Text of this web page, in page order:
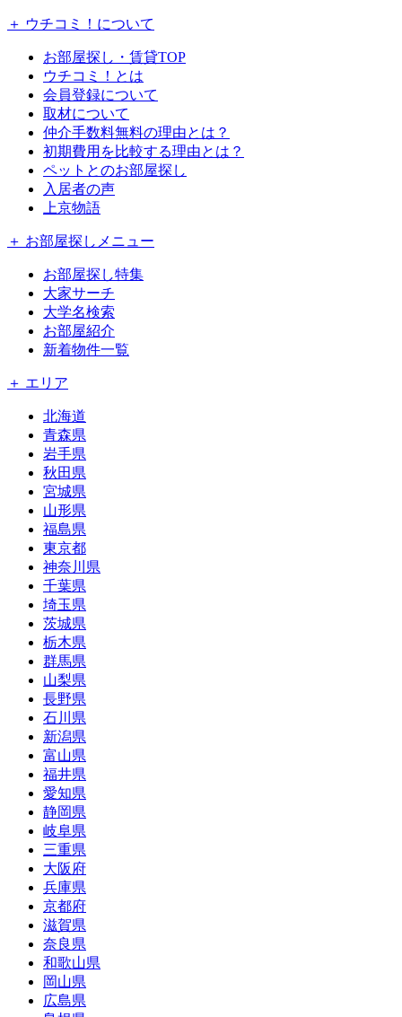
＋ ウチコミ！について
お部屋探し・賃貸TOP
ウチコミ！とは
会員登録について
取材について
仲介手数料無料の理由とは？
初期費用を比較する理由とは？
ペットとのお部屋探し
入居者の声
上京物語
＋ お部屋探しメニュー
お部屋探し特集
大家サーチ
大学名検索
お部屋紹介
新着物件一覧
＋ エリア
北海道
青森県
岩手県
秋田県
宮城県
山形県
福島県
東京都
神奈川県
千葉県
埼玉県
茨城県
栃木県
群馬県
山梨県
長野県
石川県
新潟県
富山県
福井県
愛知県
静岡県
岐阜県
三重県
大阪府
兵庫県
京都府
滋賀県
奈良県
和歌山県
岡山県
広島県